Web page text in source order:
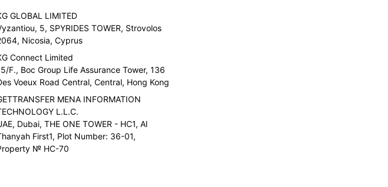
GLOBAL LIMITED
5, SPYRIDES TOWER, Strovolos
Nicosia, Cyprus
Connect Limited
F., Boc Group Life Assurance Tower, 136
Voeux Road Central, Central, Hong Kong
MENA INFORMATION
L.L.C.
Dubai, THE ONE TOWER - HC1, Al
First1, Plot Number: 36-01,
№ HC-70